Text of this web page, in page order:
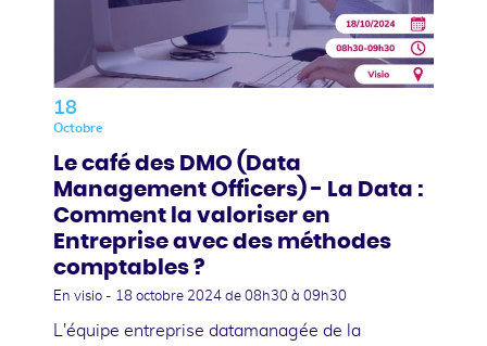
18
Octobre
Le café des DMO (Data
Management Officers) - La Data :
Comment la valoriser en
Entreprise avec des méthodes
comptables ?
En visio - 18 octobre 2024 de 08h30 à 09h30
L'équipe entreprise datamanagée de la